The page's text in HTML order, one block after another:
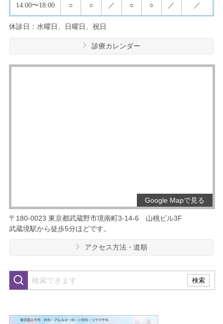
14:00〜18:00 ○ ○ ／ ○ ○ ／ ／
休診日：水曜日、日曜日、祝日
診療カレンダー
Google Mapで見る
〒180-0023 東京都武蔵野市境南町3-14-6
山桃ビル3F
武蔵境駅から徒歩5分ほどです。
アクセス方法・道順